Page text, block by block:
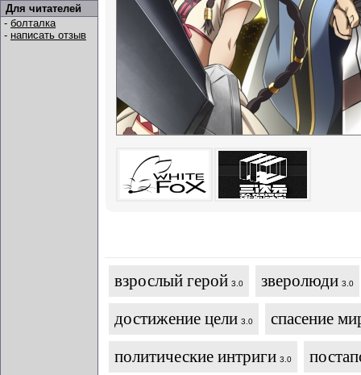
Для читателей
- болталка
- написать отзыв
взрослый герой 3.0 зверолюди 3.0
достижение цели 3.0
спасение
политические интриги 3.0